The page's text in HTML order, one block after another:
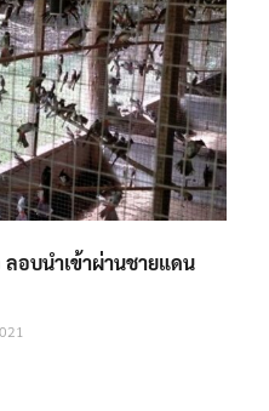
อบนำเข้าผ่านชายแดน